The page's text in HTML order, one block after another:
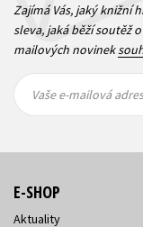
Zajímá Vás, jaký knižní
sleva, jaká běží soutěž
mailových novinek
mailová
mailová
Vaše e-mailová
E-SHOP
Aktuality